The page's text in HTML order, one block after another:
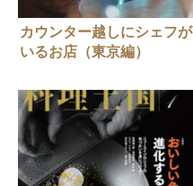
カウンター越しにシェフが
いるお店（東京編）